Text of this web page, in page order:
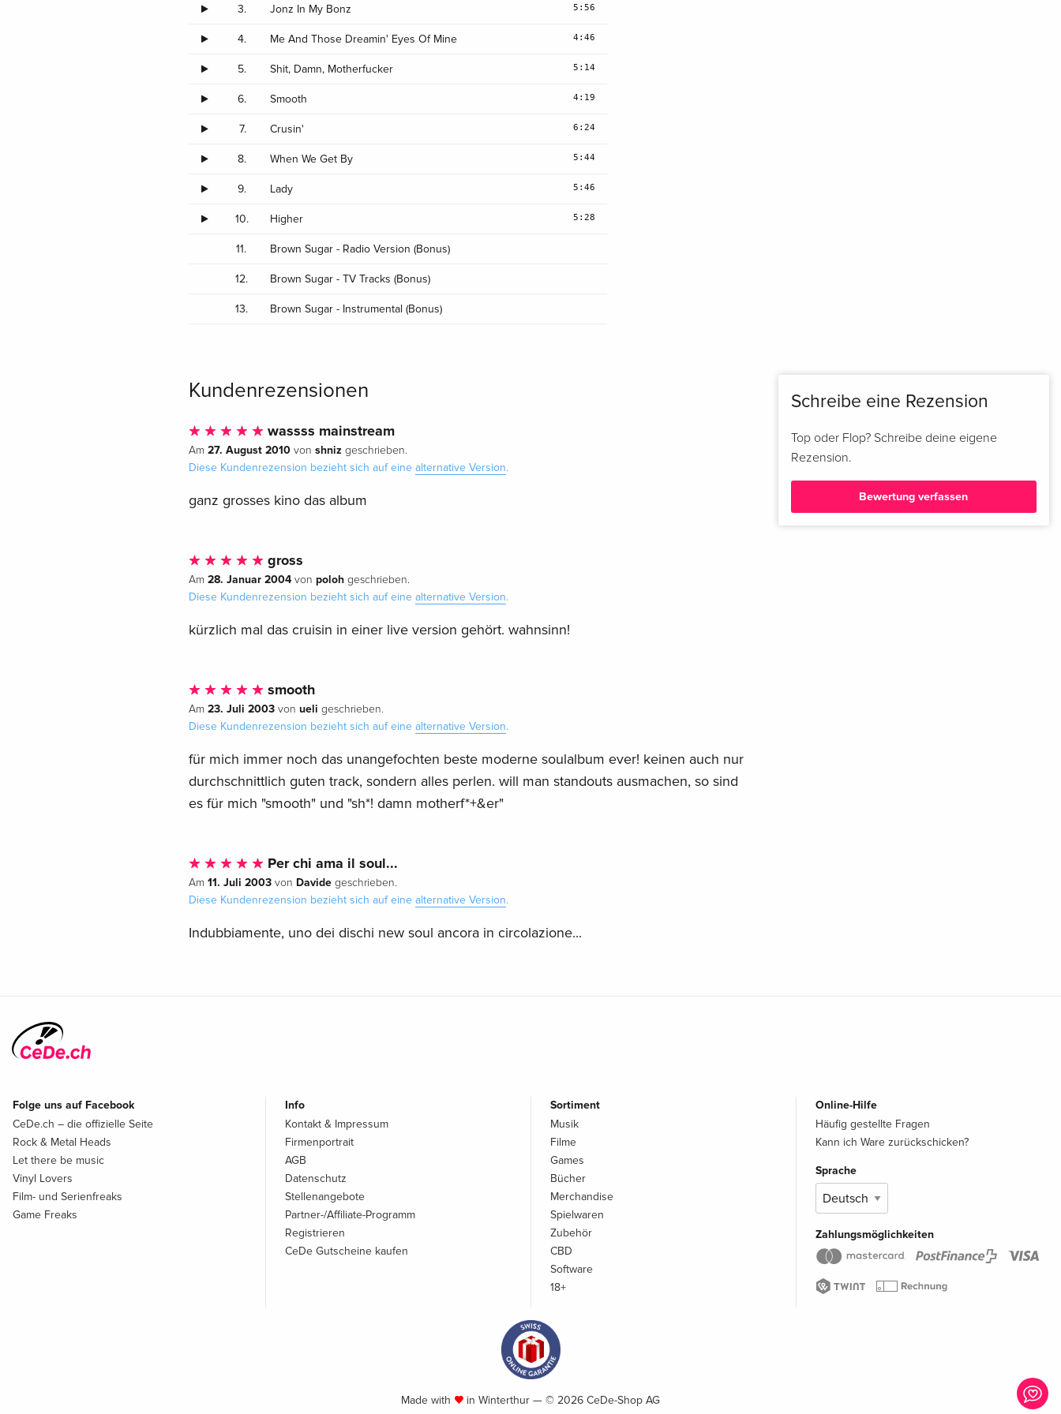
3. Jonz In My Bonz 5:56
4. Me And Those Dreamin' Eyes Of Mine 4:46
5. Shit, Damn, Motherfucker 5:14
6. Smooth 4:19
7. Crusin' 6:24
8. When We Get By 5:44
9. Lady 5:46
10. Higher 5:28
11. Brown Sugar - Radio Version (Bonus)
12. Brown Sugar - TV Tracks (Bonus)
13. Brown Sugar - Instrumental (Bonus)
Kundenrezensionen
wassss mainstream
Am 27. August 2010von shniz geschrieben.
Diese Kundenrezension bezieht sich auf eine alternative Version.
ganz grosses kino das album
gross
Am 28. Januar 2004von polohgeschrieben.
Diese Kundenrezension bezieht sich auf eine alternative Version.
kürzlich mal das cruisin in einer live version gehört. wahnsinn!
smooth
Am 23. Juli 2003von ueli geschrieben.
Diese Kundenrezension bezieht sich auf eine alternative Version.
für mich immer noch das unangefochten beste moderne soulalbum ever! keinen auch nur
durchschnittlich guten track, sondern alles perlen. will man standouts ausmachen, so sind
es für mich "smooth" und "sh*! damn motherf*+&er"
Per chi ama il soul...
Am 11. Juli 2003von Davidegeschrieben.
Diese Kundenrezension bezieht sich auf eine alternative Version.
Indubbiamente, uno dei dischi new soul ancora in circolazione...
Schreibe eine Rezension
Top oder Flop? Schreibe deine eigene
Rezension.
Bewertung verfassen
Folge uns auf Facebook
CeDe.ch – die offizielle Seite
Rock & Metal Heads
Let there be music
Vinyl Lovers
Film- und Serienfreaks
Game Freaks
Info
Kontakt & Impressum
Firmenportrait
AGB
Datenschutz
Stellenangebote
Partner-/Affiliate-Programm
Registrieren
CeDe Gutscheine kaufen
Sortiment
Musik
Filme
Games
Bücher
Merchandise
Spielwaren
Zubehör
CBD
Software
18+
Online-Hilfe
Häufig gestellte Fragen
Kann ich Ware zurückschicken?
Sprache
Zahlungsmöglichkeiten
Made with in Winterthur — © 2026 CeDe-Shop AG